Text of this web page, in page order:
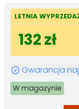
LETNIA
132 zł
Gwarancja
W magazynie